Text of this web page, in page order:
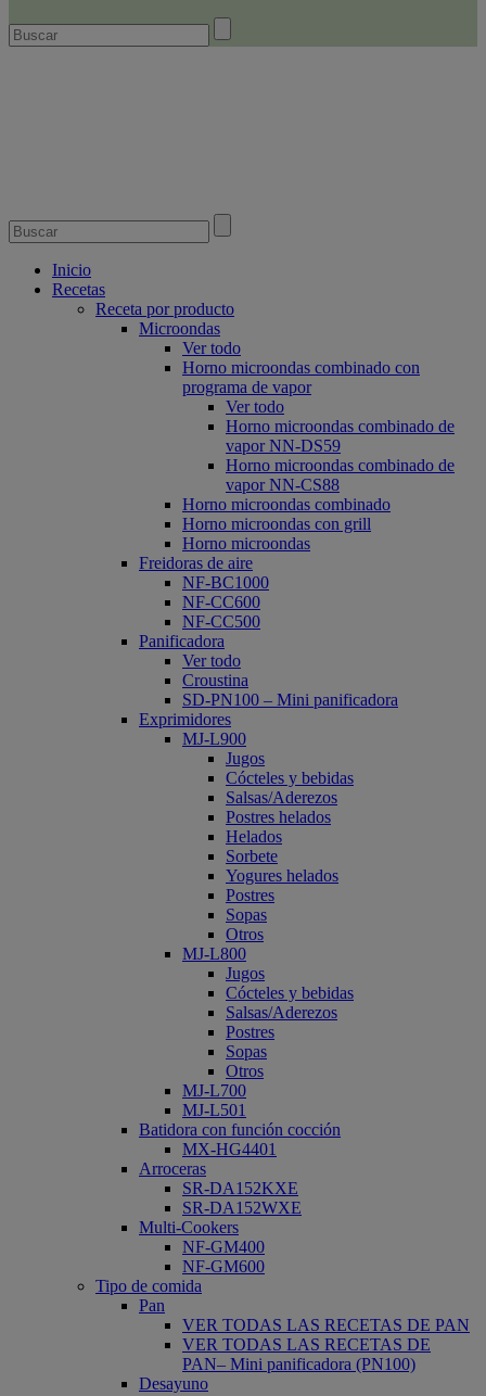
Inicio
Recetas
Receta por producto
Microondas
Ver todo
Horno microondas combinado con
programa de vapor
Ver todo
Horno microondas combinado de
vapor NN-DS59
Horno microondas combinado de
vapor NN-CS88
Horno microondas combinado
Horno microondas con grill
Horno microondas
Freidoras de aire
NF-BC1000
NF-CC600
NF-CC500
Panificadora
Ver todo
Croustina
SD-PN100 – Mini panificadora
Exprimidores
MJ-L900
Jugos
Cócteles y bebidas
Salsas/Aderezos
Postres helados
Helados
Sorbete
Yogures helados
Postres
Sopas
Otros
MJ-L800
Jugos
Cócteles y bebidas
Salsas/Aderezos
Postres
Sopas
Otros
MJ-L700
MJ-L501
Batidora con función cocción
MX-HG4401
Arroceras
SR-DA152KXE
SR-DA152WXE
Multi-Cookers
NF-GM400
NF-GM600
Tipo de comida
Pan
VER TODAS LAS RECETAS DE PAN
VER TODAS LAS RECETAS DE
PAN– Mini panificadora (PN100)
Desayuno